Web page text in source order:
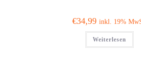
€34,99 inkl. 19%
Weiterlesen